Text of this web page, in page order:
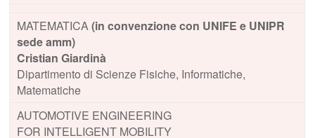
MATEMATICA(in convenzione con UNIFE e UNIPR
sede amm)
Cristian Giardinà
Dipartimento di Scienze Fisiche, Informatiche,
Matematiche
AUTOMOTIVE ENGINEERING
FOR INTELLIGENT MOBILITY